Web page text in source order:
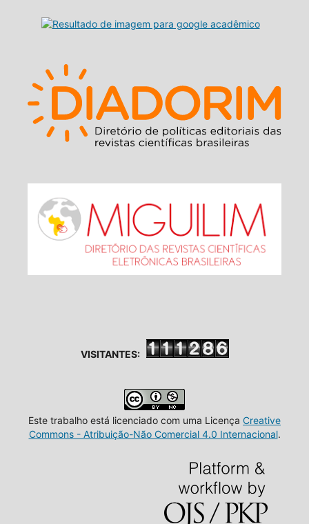
VISITANTES:
Este trabalho está licenciado com uma Licença Creative
Commons - Atribuição-Não Comercial 4.0 Internacional.